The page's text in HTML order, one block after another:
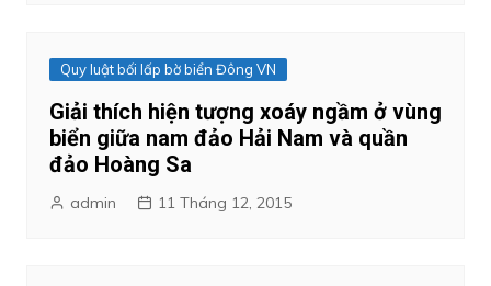
Quy luật bối lấp bờ biển Đông VN
Giải thích hiện tượng xoáy ngầm ở vùng
biển giữa nam đảo Hải Nam và quần
đảo Hoàng Sa
admin 11 Tháng 12, 2015